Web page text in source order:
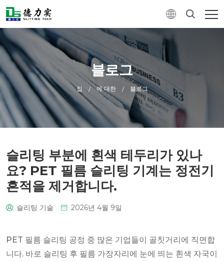
블로그
집 / 에 대한 / 블로그
슬리팅 부분에 흰색 테두리가 있나
요? PET 필름 슬리팅 기계는 정전기
흔적을 제거합니다.
슬리팅 기술 2026년 4월 9일
PET 필름 슬리팅 공정 중 많은 기업들이 골칫거리에 직면합
니다. 바로 슬리팅 후 필름 가장자리에 눈에 띄는 흰색 자국이